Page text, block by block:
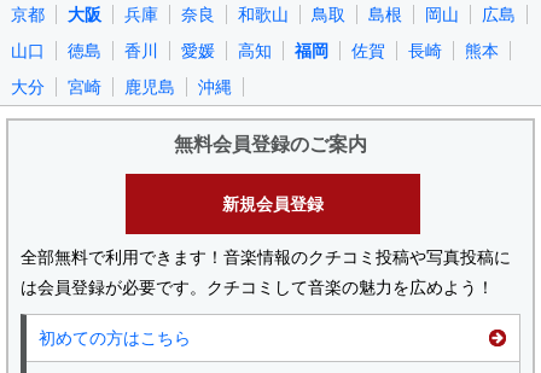
京都
大阪 兵庫 奈良 和歌山 鳥取 島根 岡山
広島
山口
徳島 香川 愛媛 高知 福岡 佐賀 長崎
熊本
大分
宮崎 鹿児島 沖縄
無料会員登録のご案内
新規会員登録
全部無料で利用できます！音楽情報のクチコミ投稿や写真投稿に
は会員登録が必要です。クチコミして音楽の魅力を広めよう！
初めての方はこちら